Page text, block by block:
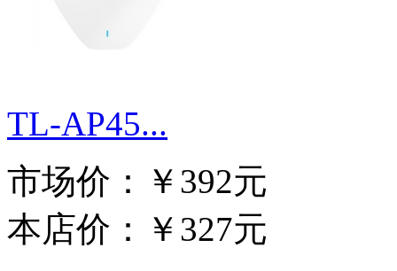
TL-AP45...
市场价：
￥392元
本店价：
￥327元